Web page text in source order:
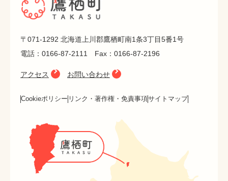
〒071-1292 北海道上川郡鷹栖町南1条3丁目5番1号
電話：0166-87-2111 Fax：0166-87-2196
アクセス お問い合わせ
Cookieポリシー リンク・著作権・免責事項サイトマップ